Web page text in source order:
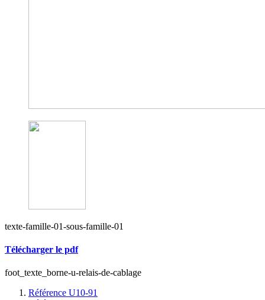
texte-famille-01-sous-famille-01
Télécharger le pdf
foot_texte_borne-u-relais-de-cablage
Référence U10-91